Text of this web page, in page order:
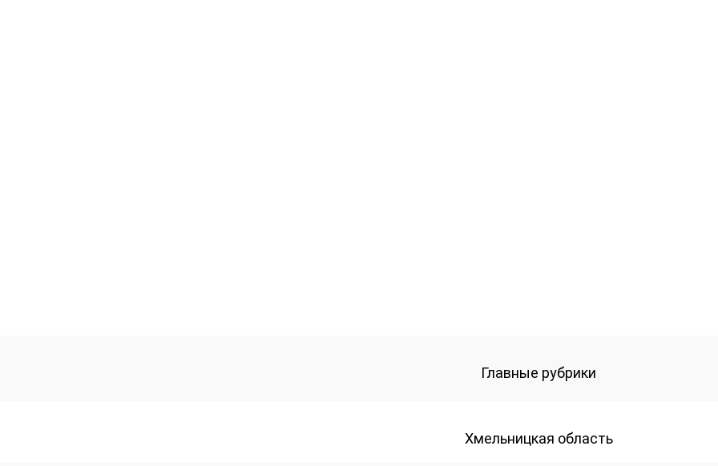
Главные рубрики
Хмельницкая область